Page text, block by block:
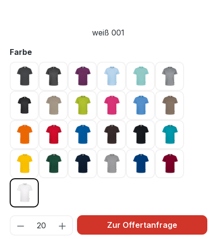
weiß 001
Farbeauswählen
anthrazit 028anthrazit meliert 328
aubergine 118eisblau 020eisgrün 059grau meliert
karbongrau 064
khaki 080kiwi 040 magenta 122malibublau 041
nougat 128
orange 027rot 002 royalblau 010schokolade 022schwarz 005smaragd 012
sonne 035tanne 072tinte 034 titan 043 ultramarinblau 129
weinrot 017
weiß 001
Zur Offertanfrage